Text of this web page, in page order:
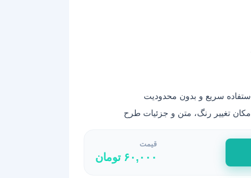
استفاده سریع و بدون محدودیت
امکان تغییر رنگ، متن و جزئیات طرح
قیمت
۶۰,۰۰۰ تومان